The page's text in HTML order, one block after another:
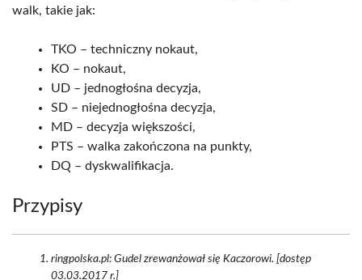
walk, takie jak:
TKO – techniczny nokaut,
KO – nokaut,
UD – jednogłośna decyzja,
SD – niejednogłośna decyzja,
MD – decyzja większości,
PTS – walka zakończona na punkty,
DQ – dyskwalifikacja.
Przypisy
ringpolska.pl: Gudel zrewanżował się Kaczorowi. [dostęp
03.03.2017 r.]